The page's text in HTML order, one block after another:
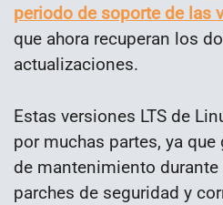
periodo de soporte de las
que ahora recuperan los
actualizaciones.
Estas versiones LTS de
por muchas partes, ya
de mantenimiento
parches de seguridad y